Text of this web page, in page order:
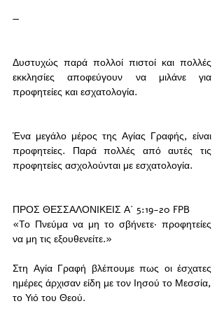
—
Δυστυχώς παρά πολλοί πιστοί και πολλές
εκκλησίες αποφεύγουν να μιλάνε για
προφητείες και εσχατολογία.
Ένα μεγάλο μέρος της Αγίας Γραφής, είναι
προφητείες. Παρά πολλές από αυτές τις
προφητείες ασχολούνται με εσχατολογία.
ΠΡΟΣ ΘΕΣΣΑΛΟΝΙΚΕΙΣ Α΄ 5:19-20 FPB
«Tο Πνεύμα να μη το σβήνετε· προφητείες
να μη τις εξουθενείτε.»
Στη Αγία Γραφή βλέπουμε πως οι έσχατες
ημέρες άρχισαν είδη με τον Ιησού το Μεσσία,
το Υιό του Θεού.